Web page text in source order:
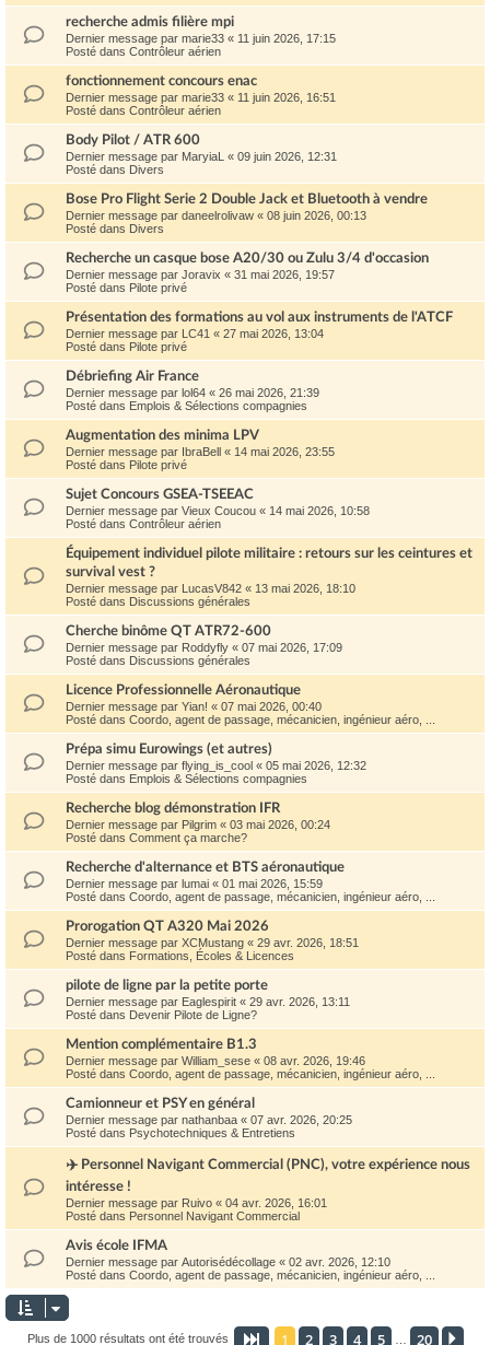
recherche admis filière mpi
Dernier message par marie33 « 11 juin 2026, 17:15
Posté dans Contrôleur aérien
fonctionnement concours enac
Dernier message par marie33 « 11 juin 2026, 16:51
Posté dans Contrôleur aérien
Body Pilot / ATR 600
Dernier message par MaryiaL « 09 juin 2026, 12:31
Posté dans Divers
Bose Pro Flight Serie 2 Double Jack et Bluetooth à vendre
Dernier message par daneelrolivaw « 08 juin 2026, 00:13
Posté dans Divers
Recherche un casque bose A20/30 ou Zulu 3/4 d'occasion
Dernier message par Joravix « 31 mai 2026, 19:57
Posté dans Pilote privé
Présentation des formations au vol aux instruments de l'ATCF
Dernier message par LC41 « 27 mai 2026, 13:04
Posté dans Pilote privé
Débriefing Air France
Dernier message par lol64 « 26 mai 2026, 21:39
Posté dans Emplois & Sélections compagnies
Augmentation des minima LPV
Dernier message par IbraBell « 14 mai 2026, 23:55
Posté dans Pilote privé
Sujet Concours GSEA-TSEEAC
Dernier message par Vieux Coucou « 14 mai 2026, 10:58
Posté dans Contrôleur aérien
Équipement individuel pilote militaire : retours sur les ceintures et
survival vest ?
Dernier message par LucasV842 « 13 mai 2026, 18:10
Posté dans Discussions générales
Cherche binôme QT ATR72-600
Dernier message par Roddyfly « 07 mai 2026, 17:09
Posté dans Discussions générales
Licence Professionnelle Aéronautique
Dernier message par Yian! « 07 mai 2026, 00:40
Posté dans Coordo, agent de passage, mécanicien, ingénieur aéro, ...
Prépa simu Eurowings (et autres)
Dernier message par flying_is_cool « 05 mai 2026, 12:32
Posté dans Emplois & Sélections compagnies
Recherche blog démonstration IFR
Dernier message par Pilgrim « 03 mai 2026, 00:24
Posté dans Comment ça marche?
Recherche d'alternance et BTS aéronautique
Dernier message par lumai « 01 mai 2026, 15:59
Posté dans Coordo, agent de passage, mécanicien, ingénieur aéro, ...
Prorogation QT A320 Mai 2026
Dernier message par XCMustang « 29 avr. 2026, 18:51
Posté dans Formations, Écoles & Licences
pilote de ligne par la petite porte
Dernier message par Eaglespirit « 29 avr. 2026, 13:11
Posté dans Devenir Pilote de Ligne?
Mention complémentaire B1.3
Dernier message par William_sese « 08 avr. 2026, 19:46
Posté dans Coordo, agent de passage, mécanicien, ingénieur aéro, ...
Camionneur et PSY en général
Dernier message par nathanbaa « 07 avr. 2026, 20:25
Posté dans Psychotechniques & Entretiens
✈️ Personnel Navigant Commercial (PNC), votre expérience nous
intéresse !
Dernier message par Ruivo « 04 avr. 2026, 16:01
Posté dans Personnel Navigant Commercial
Avis école IFMA
Dernier message par Autorisédécollage « 02 avr. 2026, 12:10
Posté dans Coordo, agent de passage, mécanicien, ingénieur aéro, ...
Plus de 1000 résultats ont été trouvés Page 1sur20
1 2 3 4 5 20